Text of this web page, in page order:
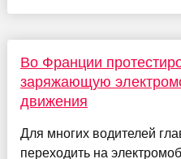
Во Франции
заряжающую
движения
Для многих водителей
переходить на